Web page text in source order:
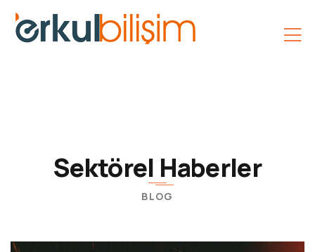
Sektörel Haberler
BLOG